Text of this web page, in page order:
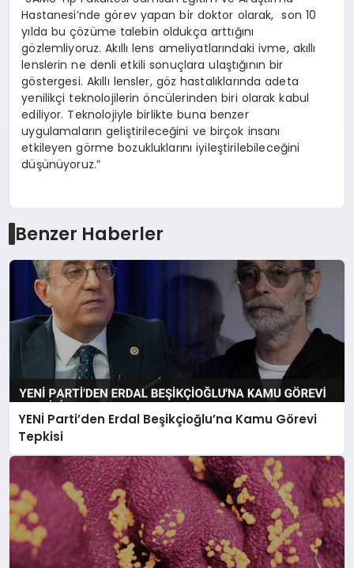
Hastanesi’nde görev yapan bir doktor olarak, son 10
yılda bu çözüme talebin oldukça arttığını
gözlemliyoruz. Akıllı lens ameliyatlarındaki ivme, akıllı
lenslerin ne denli etkili sonuçlara ulaştığının bir
göstergesi. Akıllı lensler, göz hastalıklarında adeta
yenilikçi teknolojilerin öncülerinden biri olarak kabul
ediliyor. Teknolojiyle birlikte buna benzer
uygulamaların geliştirileceğini ve birçok insanı
etkileyen görme bozukluklarını iyileştirilebileceğini
düşünüyoruz.”
Benzer Haberler
YENİ Parti’den Erdal Beşikçioğlu’na Kamu Görevi
Tepkisi